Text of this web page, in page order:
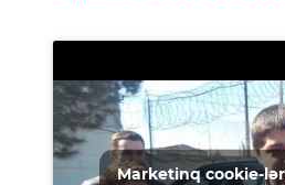
Marketinq cookie-